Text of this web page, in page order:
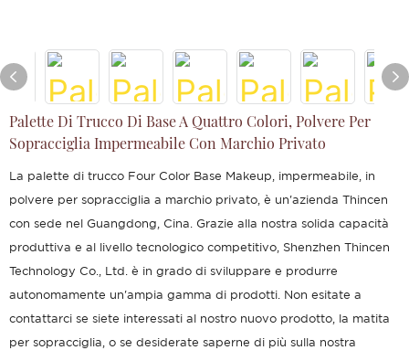
Palette Di Trucco Di Base A Quattro Colori, Polvere Per
Sopracciglia Impermeabile Con Marchio Privato
La palette di trucco Four Color Base Makeup, impermeabile, in
polvere per sopracciglia a marchio privato, è un'azienda Thincen
con sede nel Guangdong, Cina. Grazie alla nostra solida capacità
produttiva e al livello tecnologico competitivo, Shenzhen Thincen
Technology Co., Ltd. è in grado di sviluppare e produrre
autonomamente un'ampia gamma di prodotti. Non esitate a
contattarci se siete interessati al nostro nuovo prodotto, la matita
per sopracciglia, o se desiderate saperne di più sulla nostra